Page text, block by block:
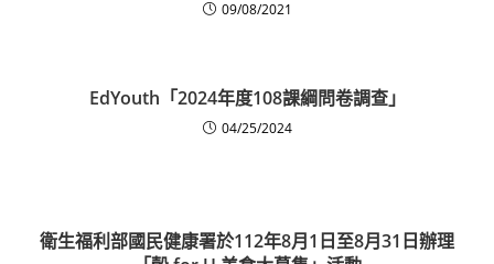
09/08/2021
EdYouth「2024年度108課綱問卷調查」
04/25/2024
衛生福利部國民健康署於112年8月1日至8月31日辦理